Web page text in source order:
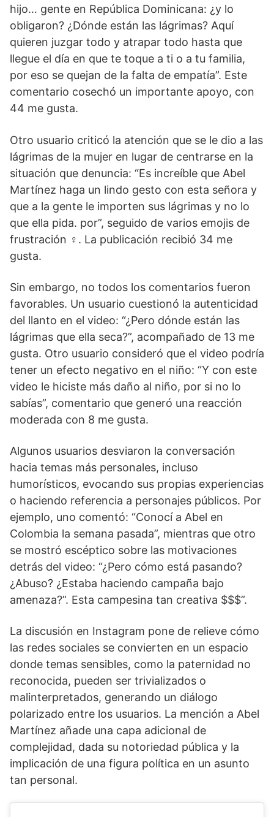
hijo… gente en República Dominicana: ¿y lo
obligaron? ¿Dónde están las lágrimas? Aquí
quieren juzgar todo y atrapar todo hasta que
llegue el día en que te toque a ti o a tu familia,
por eso se quejan de la falta de empatía”. Este
comentario cosechó un importante apoyo, con
44 me gusta.
Otro usuario criticó la atención que se le dio a las
lágrimas de la mujer en lugar de centrarse en la
situación que denuncia: “Es increíble que Abel
Martínez haga un lindo gesto con esta señora y
que a la gente le importen sus lágrimas y no lo
que ella pida. por”, seguido de varios emojis de
frustración ‍♀️. La publicación recibió 34 me
gusta.
Sin embargo, no todos los comentarios fueron
favorables. Un usuario cuestionó la autenticidad
del llanto en el video: “¿Pero dónde están las
lágrimas que ella seca?”, acompañado de 13 me
gusta. Otro usuario consideró que el video podría
tener un efecto negativo en el niño: “Y con este
video le hiciste más daño al niño, por si no lo
sabías”, comentario que generó una reacción
moderada con 8 me gusta.
Algunos usuarios desviaron la conversación
hacia temas más personales, incluso
humorísticos, evocando sus propias experiencias
o haciendo referencia a personajes públicos. Por
ejemplo, uno comentó: “Conocí a Abel en
Colombia la semana pasada”, mientras que otro
se mostró escéptico sobre las motivaciones
detrás del video: “¿Pero cómo está pasando?
¿Abuso? ¿Estaba haciendo campaña bajo
amenaza?”. Esta campesina tan creativa $$$”.
La discusión en Instagram pone de relieve cómo
las redes sociales se convierten en un espacio
donde temas sensibles, como la paternidad no
reconocida, pueden ser trivializados o
malinterpretados, generando un diálogo
polarizado entre los usuarios. La mención a Abel
Martínez añade una capa adicional de
complejidad, dada su notoriedad pública y la
implicación de una figura política en un asunto
tan personal.